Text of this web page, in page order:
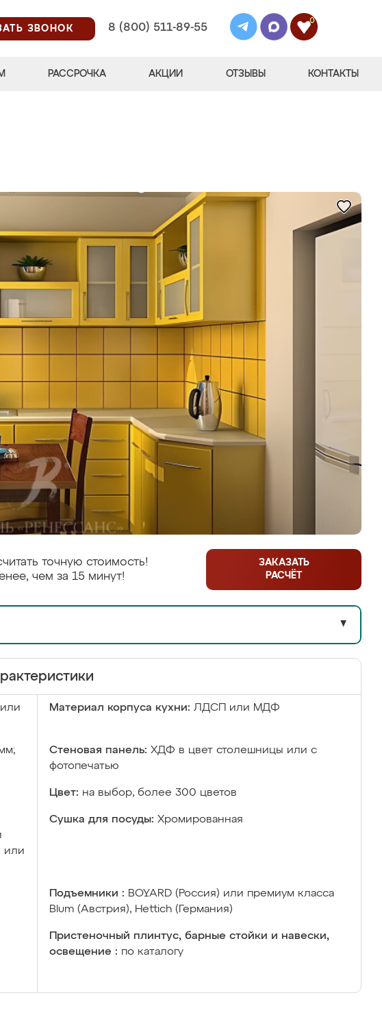
ЗВОНОК
8 (800) 511-89-55
0
РАССРОЧКА АКЦИИ ОТЗЫВЫ КОНТАКТЫ
точную стоимость!
чем за 15 минут!
ЗАКАЗАТЬ
РАСЧЁТ
▼
Материал корпуса кухни: ЛДСП или МДФ
Стеновая панель: ХДФ в цвет столешницы или с
фотопечатью
Цвет: на выбор, более 300 цветов
или
Сушка для посуды: Хромированная
Подъемники : BOYARD (Россия) или премиум класса
Blum (Австрия), Hettich (Германия)
Пристеночный плинтус, барные стойки и навески,
освещение : по каталогу